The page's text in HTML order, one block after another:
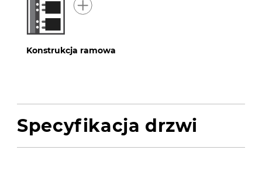
Konstrukcja ramowa
Specyfikacja drzwi